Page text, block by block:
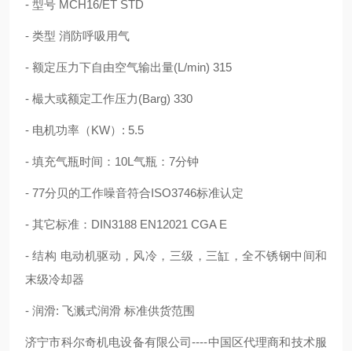
- 型号 MCH16/ET STD
- 类型 消防呼吸用气
- 额定压力下自由空气输出量(L/min) 315
- 樶大或额定工作压力(Barg) 330
- 电机功率（KW）: 5.5
- 填充气瓶时间：10L气瓶：7分钟
- 77分贝的工作噪音符合ISO3746标准认定
- 其它标准：DIN3188 EN12021 CGA E
- 结构 电动机驱动，风冷，三级，三缸，全不锈钢中间和
末级冷却器
- 润滑: 飞溅式润滑 标准供货范围
济宁市科尔奇机电设备有限公司----中国区代理商和技术服